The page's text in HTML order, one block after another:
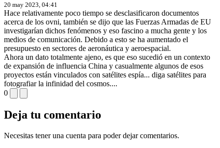
20 may 2023, 04:41
Hace relativamente poco tiempo se desclasificaron documentos
acerca de los ovni, también se dijo que las Fuerzas Armadas de EU
investigarían dichos fenómenos y eso fascino a mucha gente y los
medios de comunicación. Debido a esto se ha aumentado el
presupuesto en sectores de aeronáutica y aeroespacial.
Ahora un dato totalmente ajeno, es que eso sucedió en un contexto
de expansión de influencia China y casualmente algunos de esos
proyectos están vinculados con satélites espía... diga satélites para
fotografiar la infinidad del cosmos....
0
Deja tu comentario
Necesitas tener una cuenta para poder dejar comentarios.